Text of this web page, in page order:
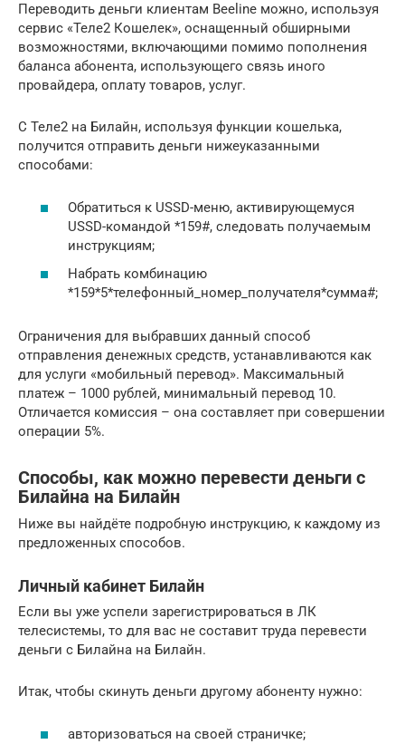
Переводить деньги клиентам Beeline можно, используя
сервис «Теле2 Кошелек», оснащенный обширными
возможностями, включающими помимо пополнения
баланса абонента, использующего связь иного
провайдера, оплату товаров, услуг.
С Теле2 на Билайн, используя функции кошелька,
получится отправить деньги нижеуказанными
способами:
Обратиться к USSD-меню, активирующемуся
USSD-командой *159#, следовать получаемым
инструкциям;
Набрать комбинацию
*159*5*телефонный_номер_получателя*сумма#;
Ограничения для выбравших данный способ
отправления денежных средств, устанавливаются как
для услуги «мобильный перевод». Максимальный
платеж – 1000 рублей, минимальный перевод 10.
Отличается комиссия – она составляет при совершении
операции 5%.
Способы, как можно перевести деньги с
Билайна на Билайн
Ниже вы найдёте подробную инструкцию, к каждому из
предложенных способов.
Личный кабинет Билайн
Если вы уже успели зарегистрироваться в ЛК
телесистемы, то для вас не составит труда перевести
деньги с Билайна на Билайн.
Итак, чтобы скинуть деньги другому абоненту нужно:
авторизоваться на своей страничке;